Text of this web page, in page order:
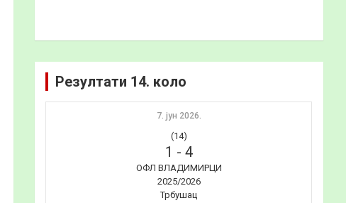
Резултати 14. коло
7. јун 2026.
(14)
1 - 4
ОФЛ ВЛАДИМИРЦИ
2025/2026
Трбушац